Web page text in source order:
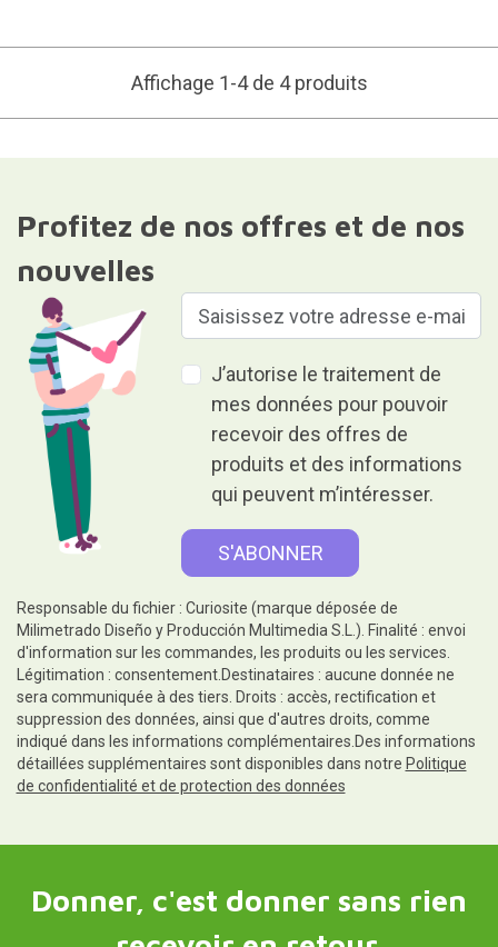
Affichage 1-4 de 4 produits
Profitez de nos offres et de nos
nouvelles
J’autorise le traitement de
mes données pour pouvoir
recevoir des offres de
produits et des informations
qui peuvent m’intéresser.
Responsable du fichier : Curiosite (marque déposée de
Milimetrado Diseño y Producción Multimedia S.L.). Finalité : envoi
d'information sur les commandes, les produits ou les services.
Légitimation : consentement.Destinataires : aucune donnée ne
sera communiquée à des tiers. Droits : accès, rectification et
suppression des données, ainsi que d'autres droits, comme
indiqué dans les informations complémentaires.Des informations
détaillées supplémentaires sont disponibles dans notre Politique
de confidentialité et de protection des données
Donner, c'est donner sans rien